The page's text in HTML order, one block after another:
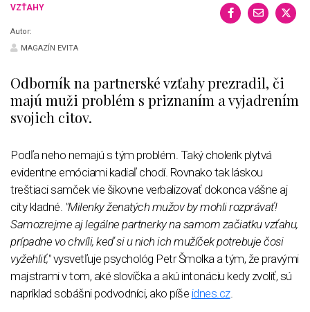
VZŤAHY
Autor:
MAGAZÍN EVITA
Odborník na partnerské vzťahy prezradil, či
majú muži problém s priznaním a vyjadrením
svojich citov.
Podľa neho nemajú s tým problém. Taký cholerik plytvá
evidentne emóciami kadiaľ chodí. Rovnako tak láskou
treštiaci samček vie šikovne verbalizovať dokonca vášne aj
city kladné. "Milenky ženatých mužov by mohli rozprávať!
Samozrejme aj legálne partnerky na samom začiatku vzťahu,
prípadne vo chvíli, keď si u nich ich mužíček potrebuje čosi
vyžehliť,"vysvetľuje psychológ Petr Šmolka a tým, že pravými
majstrami v tom, aké slovíčka a akú intonáciu kedy zvoliť, sú
napríklad sobášni podvodníci, ako píše idnes.cz.